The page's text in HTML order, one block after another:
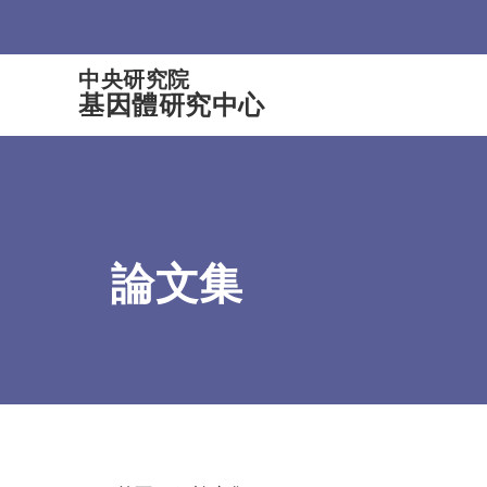
中央研究院
基因體研究中心
論文集